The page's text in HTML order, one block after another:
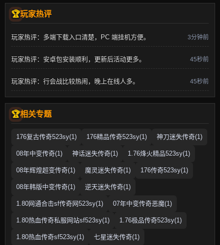
玩家热评
玩家热评：多端下载入口清楚，PC 端挂机方便。 3分钟前
玩家热评：安卓包安装顺利，更新后活动更多。 45秒前
玩家热评：行会战比较热闹，晚上在线人多。 45秒前
相关专题
176复古传奇523sy(1) 176精品传奇523sy(1) 神刀迷失传奇(1)
08年中变传奇(1) 神话迷失传奇(1) 1.76烽火精品523sy(1)
08年辉煌超变传奇(1) 魔灵迷失传奇(1) 176传奇523sy(1)
08年韩版中变传奇(1) 逆天迷失传奇(1)
1.80网通合击sf传奇网523sy(1) 07年中变传奇恶魔(1)
1.80热血传奇私服网站sf523sy(1) 1.76极品传奇523sy(1)
1.80热血传奇sf523sy(1) 七星迷失传奇(1)